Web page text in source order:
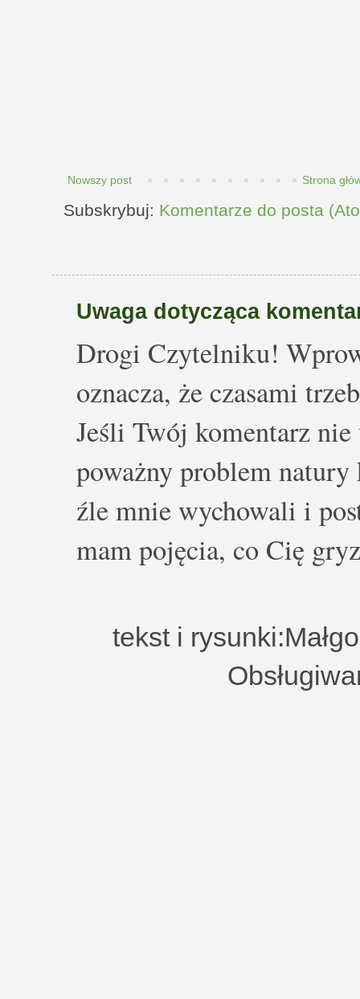
Nowszy post Strona
Subskrybuj: Komentarze do posta
Uwaga dotycząca
Drogi Czytelniku!
oznacza, że czasami
Jeśli Twój komentarz nie
poważny problem
źle mnie wychowali i
mam pojęcia, co Cię
tekst i